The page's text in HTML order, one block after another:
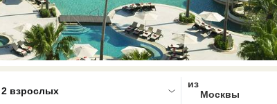
0 results available. Select is focused , press Down to open the
2 взрослых